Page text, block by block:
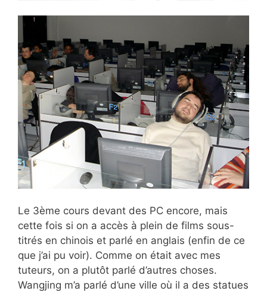
Le 3ème cours devant des PC encore, mais
cette fois si on a accès à plein de films sous-
titrés en chinois et parlé en anglais (enfin de ce
que j’ai pu voir). Comme on était avec mes
tuteurs, on a plutôt parlé d’autres choses.
Wangjing m’a parlé d’une ville où il a des statues